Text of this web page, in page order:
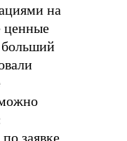
на
ценные
больший
заявке